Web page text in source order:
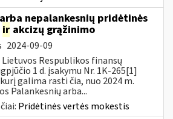
nepalankesnių pridėtinės
ir akcizų grąžinimo
2024-09-09
Respublikos finansų
1 d. įsakymu Nr. 1K-265[1]
galima rasti čia, nuo 2024 m.
Palankesnių arba...
Pridėtinės vertės mokestis